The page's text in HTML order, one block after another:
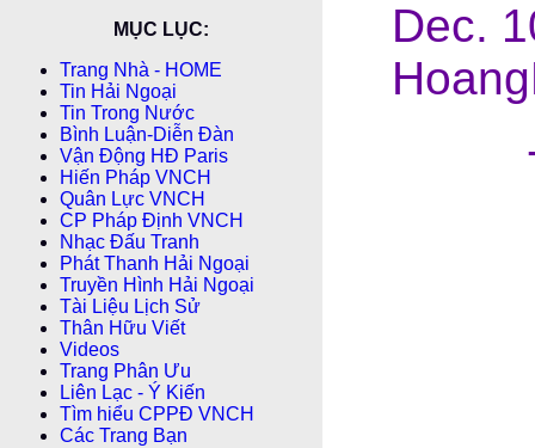
MỤC LỤC:
Trang Nhà - HOME
Tin Hải Ngoại
Tin Trong Nước
Bình Luận-Diễn Ðàn
Vận Động HĐ Paris
Hiến Pháp VNCH
Quân Lực VNCH
CP Pháp Ðịnh VNCH
Nhạc Đấu Tranh
Phát Thanh Hải Ngoại
Truyền Hình Hải Ngoại
Tài Liệu Lịch Sử
Thân Hữu Viết
Videos
Trang Phân Ưu
Liên Lạc - Ý Kiến
Tìm hiểu CPPÐ VNCH
Các Trang Bạn
Dec.